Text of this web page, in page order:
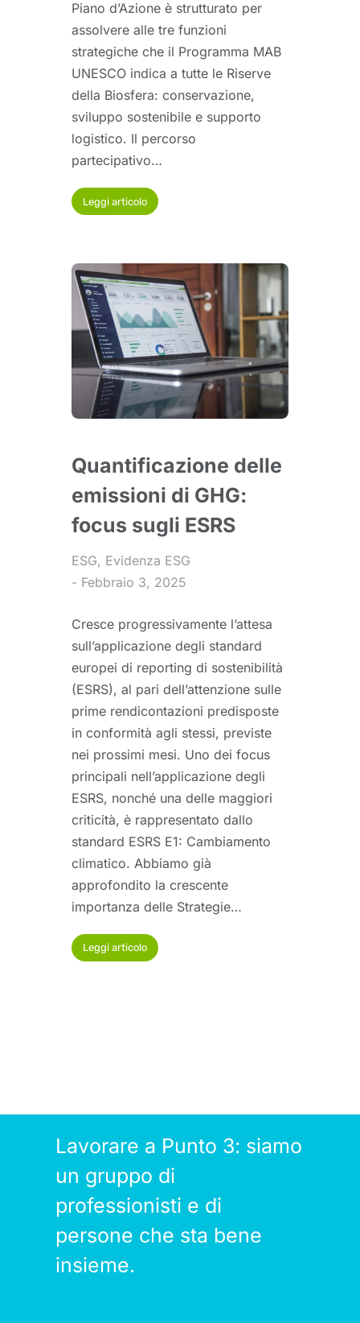
Piano d’Azione è strutturato per
assolvere alle tre funzioni
strategiche che il Programma MAB
UNESCO indica a tutte le Riserve
della Biosfera: conservazione,
sviluppo sostenibile e supporto
logistico. Il percorso
partecipativo…
Leggi articolo
Quantificazione delle
emissioni di GHG:
focus sugli ESRS
ESG, Evidenza ESG
Febbraio 3, 2025
Cresce progressivamente l’attesa
sull’applicazione degli standard
europei di reporting di sostenibilità
(ESRS), al pari dell’attenzione sulle
prime rendicontazioni predisposte
in conformità agli stessi, previste
nei prossimi mesi. Uno dei focus
principali nell’applicazione degli
ESRS, nonché una delle maggiori
criticità, è rappresentato dallo
standard ESRS E1: Cambiamento
climatico. Abbiamo già
approfondito la crescente
importanza delle Strategie…
Leggi articolo
Lavorare a Punto 3: siamo
un gruppo di
professionisti e di
persone che sta bene
insieme.